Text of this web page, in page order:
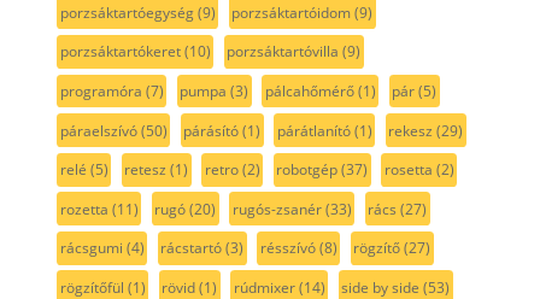
porzsáktartóegység(9) porzsáktartóidom(9)
porzsáktartókeret(10) porzsáktartóvilla (9)
programóra (7) pumpa (3) pálcahőmérő(1) pár(5)
páraelszívó(50) párásító(1) párátlanító(1) rekesz (29)
relé (5) retesz (1) retro(2) robotgép(37) rosetta (2)
rozetta (11) rugó(20) rugós-zsanér(33) rács (27)
rácsgumi (4) rácstartó(3) résszívó(8) rögzítő(27)
rögzítőfül (1) rövid(1) rúdmixer(14) side by side (53)